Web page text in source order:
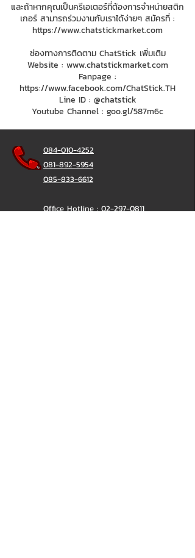
และถ้าหากคุณเป็นครีเอเตอร์ที่ต้องการจำหน่ายสติก
เกอร์ สามารถร่วมงานกับเราได้ง่ายๆ สมัครที่ :
https://www.chatstickmarket.com
ช่องทางการติดตาม ChatStick เพิ่มเติม
Website : www.chatstickmarket.com
Fanpage :
https://www.facebook.com/ChatStick.TH
Line ID : @chatstick
Youtube Channel : goo.gl/587m6c
084-010-4252
081-892-5954
085-833-6612
Office Hotline :02-297-0811